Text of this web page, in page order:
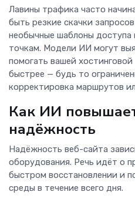
Лавины трафика часто
быть резкие скачки
необычные шаблоны доступа
точкам. Модели ИИ могут
помогать вашей
быстрее — будь то
корректировка маршрутов
Как ИИ
надёжность
Надёжность веб-сайта
оборудования. Речь идёт о
быстром восстановлении и
среды в течение всего дня.